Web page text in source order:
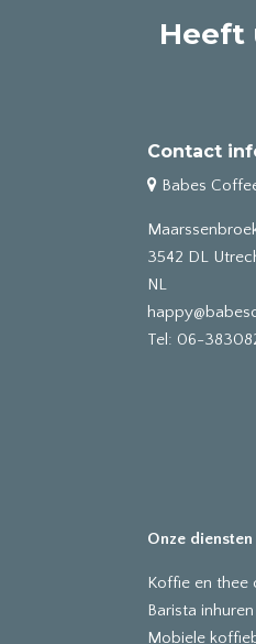
Heeft
Contact
Babes
3542 DL
NL
Tel: 06-
Onze
Koffie en thee
Barista inhuren
Mobiele